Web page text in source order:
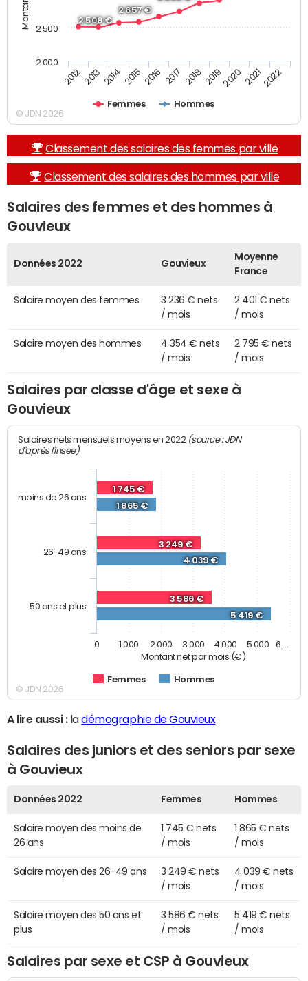
2 508 €
2 657 €
Femmes Hommes
2012 2013 2014 2015 2016 2017 2018 20192020 20212022
2 000
2 500
© JDN 2026
Classement des salaires des femmes par ville
Classement des salaires des hommes par ville
Salaires des femmes et des hommes à
Gouvieux
Données 2022 Gouvieux
Moyenne
France
Salaire moyen des femmes
3 236 € nets
/ mois
2 401 € nets
/ mois
Salaire moyen des hommes
4 354 € nets
/ mois
2 795 € nets
/ mois
Salaires par classe d'âge et sexe à
Gouvieux
Montant net par mois (€)
Salaires nets mensuels moyens en 2022 (source : JDN
d'après l'Insee)
1 745 €
3 249 €
3 586 €
1 865 €
4 039 €
5 419 €
Femmes Hommes
moins de 26 ans
26-49 ans
50 ans et plus
0 1 000 2 000 3 000 4 000 5 000 6 …
© JDN 2026
A lire aussi :ladémographie de Gouvieux
Salaires des juniors et des seniors par sexe
à Gouvieux
Données 2022 Femmes Hommes
Salaire moyen des moins de
26 ans
1 745 € nets
/ mois
1 865 € nets
/ mois
Salaire moyen des 26-49 ans
3 249 € nets
/ mois
4 039 € nets
/ mois
Salaire moyen des 50 ans et
plus
3 586 € nets
/ mois
5 419 € nets
/ mois
Salaires par sexe et CSP à Gouvieux